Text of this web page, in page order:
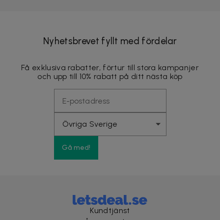
Nyhetsbrevet fyllt med fördelar
Få exklusiva rabatter, förtur till stora kampanjer
och upp till 10% rabatt på ditt nästa köp
Gå med!
Kundtjänst